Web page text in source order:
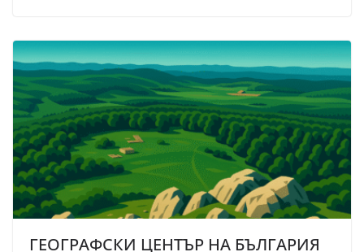
ГЕОГРАФСКИ ЦЕНТЪР НА БЪЛГАРИЯ